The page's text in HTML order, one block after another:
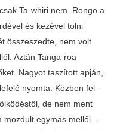
Ta-whiri nem. Rongo a
és kezével tolni
összeszedte, nem volt
Aztán Tanga-roa
Nagyot taszított apján,
nyomta. Közben fel-
de nem ment
mozdult egymás mellől. -